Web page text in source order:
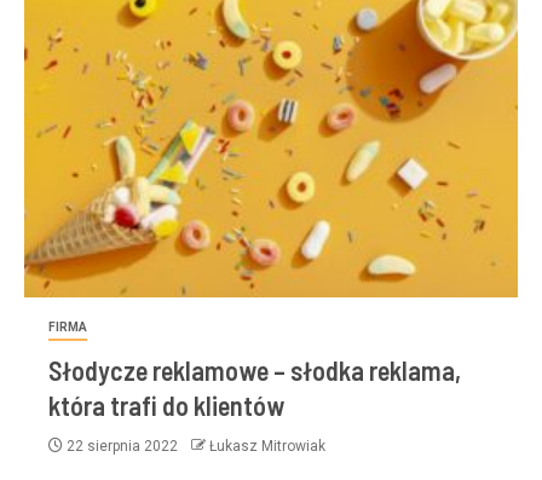
FIRMA
Słodycze reklamowe – słodka reklama,
która trafi do klientów
22 sierpnia 2022 Łukasz Mitrowiak